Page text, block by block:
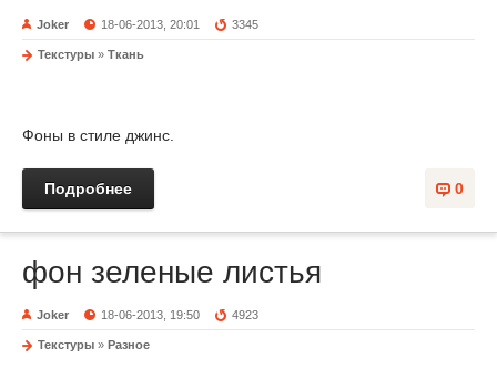
Joker 18-06-2013, 20:01 3345
Текстуры » Ткaнь
Фоны в стиле джинс.
0
Подробнее
фон зеленые листья
Joker 18-06-2013, 19:50 4923
Текстуры » Разное